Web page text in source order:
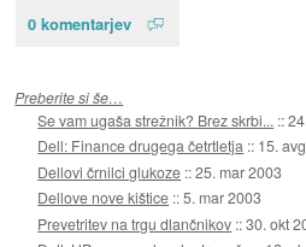
0 komentarjev
Preberite si še…
Se vam ugaša strežnik? Brez skrbi... ::
Dell: Finance drugega četrtletja :: 15.
Dellovi črnilci glukoze ::25. mar 2003
Dellove nove kištice ::5. mar 2003
Prevetritev na trgu dlančnikov ::30. okt